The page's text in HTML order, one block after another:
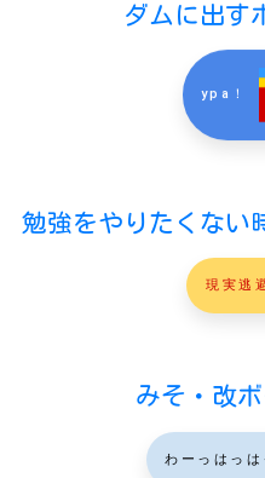
ダムに出す
ypa！
勉強をやりたくない
現実逃
みそ・改
わーっはっは